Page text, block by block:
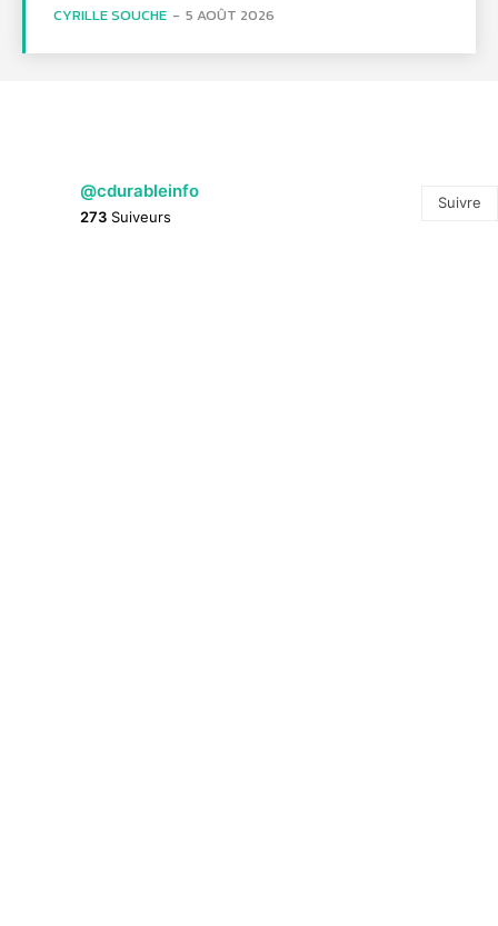
CYRILLE SOUCHE - 5 AOÛT 2026
@cdurableinfo
273 Suiveurs
Suivre